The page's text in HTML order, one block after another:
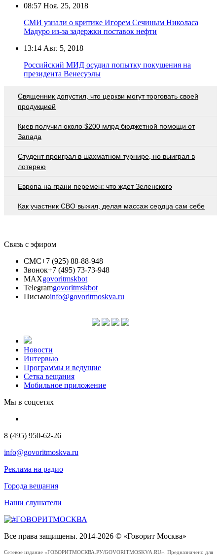
08:57 Ноя. 25, 2018
СМИ узнали о критике Игорем Сечиным Николаса
Мадуро из-за задержки поставок нефти
13:14 Авг. 5, 2018
Российский МИД осудил попытку покушения на
президента Венесуэлы
Священник допустил, что церкви могут торговать своей
продукцией
Киев получил около $200 млрд бюджетной помощи от
Запада
Студент проиграл в шахматном турнире, но выиграл в
лотерею
Европа на грани перемен: что ждет Зеленского
Как участник СВО выжил, делая массаж сердца сам себе
Связь с эфиром
СМС+7 (925) 88-88-948
Звонок+7 (495) 73-73-948
MAXgovoritmskbot
Telegramgovoritmskbot
Письмоinfo@govoritmoskva.ru
Новости
Интервью
Программы и ведущие
Сетка вещания
Мобильное приложение
Мы в соцсетях
8 (495) 950-62-26
info@govoritmoskva.ru
Реклама на радио
Города вещания
Наши слушатели
Все права защищены. 2014-2026 © «Говорит Москва»
Сетевое издание «ГОВОРИТМОСКВА.РУ/GOVORITMOSKVA.RU». Предназначено для